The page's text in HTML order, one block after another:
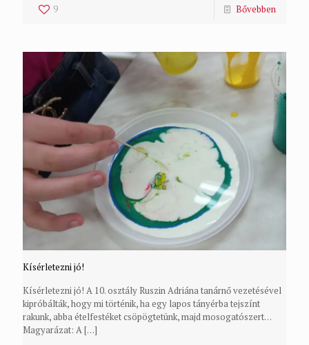
9 Bővebben
Kísérletezni jó!
Kísérletezni jó! A 10. osztály Ruszin Adriána tanárnő vezetésével
kipróbálták, hogy mi történik, ha egy lapos tányérba tejszínt
rakunk, abba ételfestéket csöpögtetünk, majd mosogatószert…
Magyarázat: A […]